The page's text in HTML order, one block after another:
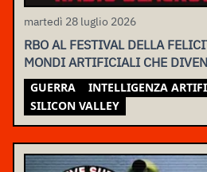
martedì 28 luglio 2026
RBO AL FESTIVAL DELLA
MONDI ARTIFICIALI CHE
GUERRA
INTELLIGENZA
SILICON VALLEY